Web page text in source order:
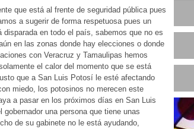
que está al frente de seguridad pública pues
a sugerir de forma respetuosa pues un
en todo el país, sabemos que no es
en las zonas donde hay elecciones o donde
con Veracruz y Tamaulipas hemos
el calor del momento que se está
que a San Luis Potosí le esté afectando
miedo, los potosinos no merecen este
a pasar en los próximos días en San Luis
una persona que tiene unas
de su gabinete no le está ayudando,